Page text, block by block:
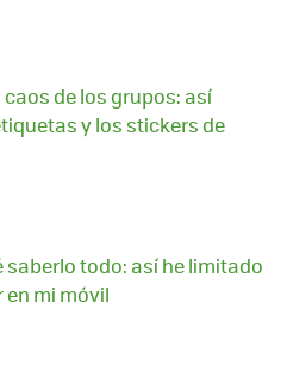
de los grupos: así
y los stickers de
saberlo todo: así he limitado
en mi móvil